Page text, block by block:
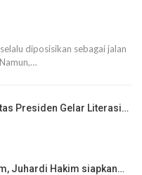
diposisikan sebagai jalan
Presiden Gelar Literasi…
Juhardi Hakim siapkan…